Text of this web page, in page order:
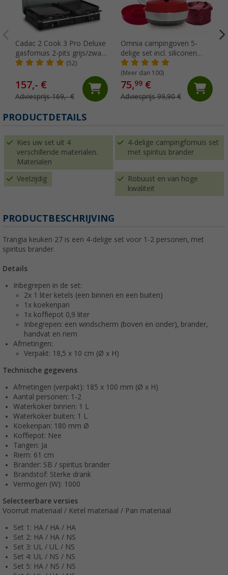
Cadac 2 Cook 3 Pro Deluxe
gasfornuis 2-pits grijs/zwart
30 mbar
(52)
157,- €
Adviesprijs 169,- €
Omnia campingoven 5-
delige set incl. siliconen
ovenschaal, ovenrooster, 2
pannenlappen & opbergtas
(Meer dan 100)
75,99€
Adviesprijs 99,90 €
PRODUCTDETAILS
Kies uw set uit 4
verschillende materialen.
Materialen
4-delige campingfornuis set
met spiritus brander
Veelzijdig
Robuust en van hoge
kwaliteit
PRODUCTBESCHRIJVING
Trangia keuken 27 is een 4-delige set voor 1-2 personen, met
spiritus brander.
Details
Inbegrepen in de set:
2x 1 liter ketels (een binnen en een buiten)
1x koekenpan
1x koffiepot 0,9 liter
Inbegrepen: een windscherm (boven en onder), brander,
handvat en riem
Afmetingen:
Verpakt: 18,5 x 10 cm (Ø x H)
Technische gegevens
Afmetingen (verpakt): 185 x 100 mm (Ø x H)
Aantal personen: 1-2
Waterkoker binnen: 1 L
Waterkoker buiten: 1 L
Koekenpan: 180 mm Ø
Koffiepot: Nee
Tangen: Ja
Riem: 61 cm
Brander: SB / spiritus brander
Brandstof: Sterke drank
Vermogen (W): 1000
Selecteerbare versies
Voorruit materiaal / Ketel materiaal / Pan materiaal
Set 1: HA / HA / HA
Set 2: HA / HA / NS
Set 3: UL / UL / NS
Set 4: UL / NS / NS
Set 5: HA / NS / NS